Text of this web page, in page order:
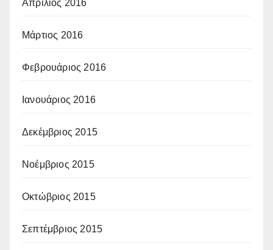
Απρίλιος 2016
Μάρτιος 2016
Φεβρουάριος 2016
Ιανουάριος 2016
Δεκέμβριος 2015
Νοέμβριος 2015
Οκτώβριος 2015
Σεπτέμβριος 2015